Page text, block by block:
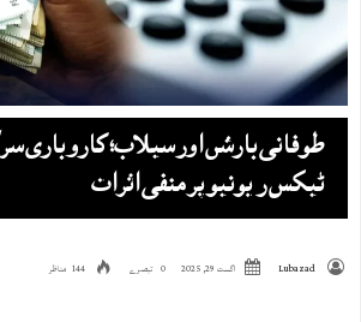
طوفانی بارشں اور سیلاب؛ کاروباری
ٹیکس ریونیو پر منفی اثرات
Lubazad اگست 29, 2025 0 تبصرے 144 مناظر